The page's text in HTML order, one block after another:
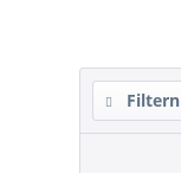
Filtern